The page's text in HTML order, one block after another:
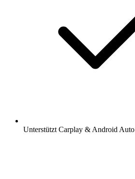
Unterstützt Carplay & Android Auto